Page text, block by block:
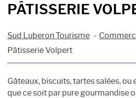
PÂTISSERIE
Sud Luberon Tourisme
Pâtisserie Volpert
Gâteaux, biscuits, tartes salées,
que ce soit par pure gourmandise